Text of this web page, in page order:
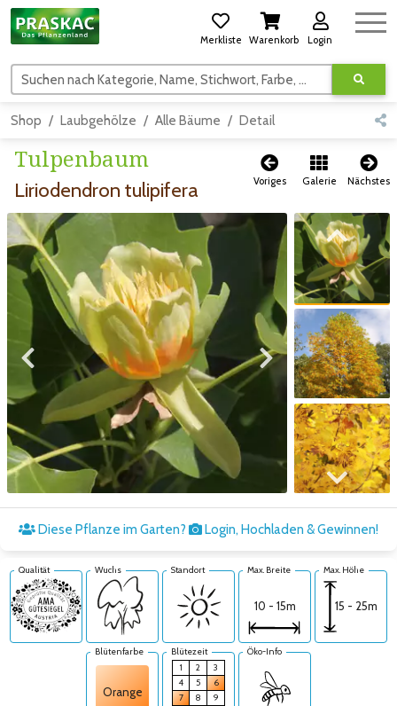
Merkliste Warenkorb Login
Suchen nach Kategorie, Name, Stichwort, Farbe, usw.
Shop Laubgehölze Alle Bäume Detail
Tulpenbaum
Liriodendron tulipifera Voriges Galerie Nächstes
Zum vorigen Bild Zum nächsten Bild
Zum vorigen Bild
Zum nächsten Bild
Diese Pflanze im Garten? Login, Hochladen & Gewinnen!
Qualität Wuchs Standort Max. Breite
10 - 15m
Max. Höhe
15 - 25m
Blütenfarbe
Orange
Blütezeit
1
2
3
4
5
6
7
8
9
Öko-Info